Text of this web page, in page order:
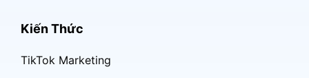
Kiến Thức
TikTok Marketing